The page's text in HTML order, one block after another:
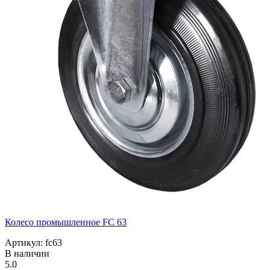
Колесо промышленное FC 63
Артикул: fc63
В наличии
5.0